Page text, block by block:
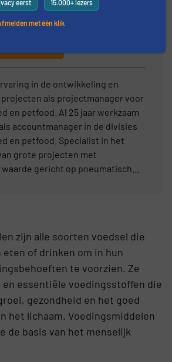
Dinnissen BV
in de ontwikkeling en
als projectmanager voor
Al 25 jaar werkzaam
accountmanager in de divisies
en petfood. Specialist in het
grote projecten met
gericht op pneumatisch
zijn alle soorten voedsel die
eten of drinken om in hun
te voorzien. Ze
essentiële voedingsstoffen die
gezondheid en het goed
het lichaam. Voedingsmiddelen
de basis van het menselijk
eerst 15.000+ lezers
met één klik